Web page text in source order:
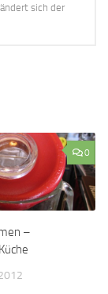
sich der
0
–